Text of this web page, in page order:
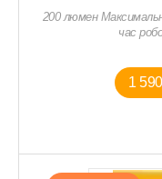
200 люмен
час
1